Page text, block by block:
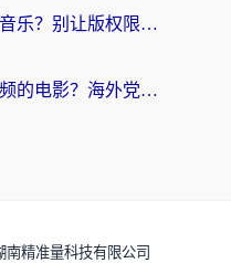
在国外怎么听国内的音乐？别让版权限制断了你的华语歌单
怎么在国外看腾讯视频的电影？海外党亲测有效的回国加速指南
南精准量科技有限公司